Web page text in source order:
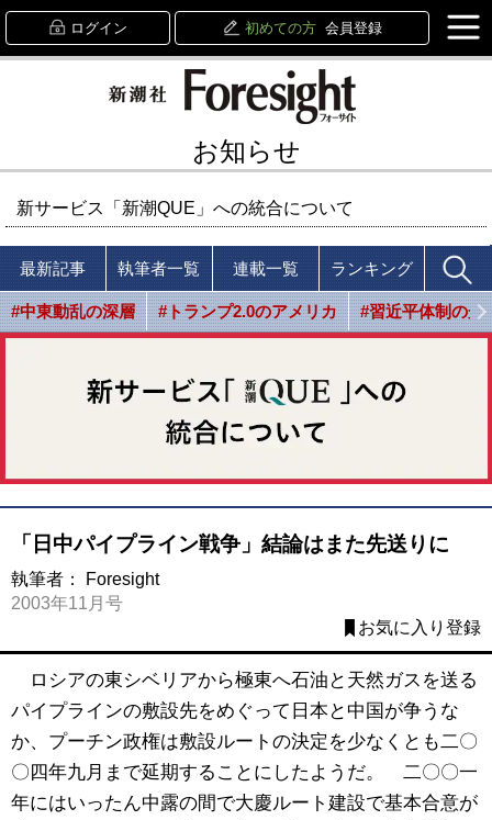
ログイン 初めての方 会員登録
お知らせ
新サービス「新潮QUE」への統合について
最新記事 執筆者一覧 連載一覧 ランキング
#中東動乱の深層 #トランプ2.0のアメリカ #習近平体制の光
「日中パイプライン戦争」結論はまた先送りに
執筆者：
Foresight
2003年11月号
お気に入り登録
ロシアの東シベリアから極東へ石油と天然ガスを送る
パイプラインの敷設先をめぐって日本と中国が争うな
か、プーチン政権は敷設ルートの決定を少なくとも二〇
〇四年九月まで延期することにしたようだ。 二〇〇一
年にはいったん中露の間で大慶ルート建設で基本合意が